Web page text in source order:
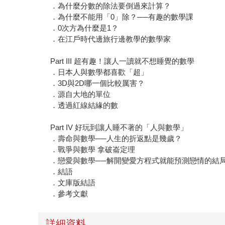
．為什麼分數的除法要倒過來計算？
．為什麼不能用「0」除？──有趣的數學課
．0次方為什麼是1？
．在江戶時代邊旅行邊教學的數學家
Part III 超有趣！讓人一讀就不想睡覺的數學
．日本人與數學都喜歡「超」
．3D與2D哪一個比較厲害？
．源自大地的單位
．透過紅線結緣的數
Part IV 好玩到讓人睡不著的「人與數學」
．壽命與數學──人生的折返點是幾歲？
．戰爭與數學 拿破崙定理
．戀愛與數學──解開變愛方程式就能預測戀情的結
．結語
．文庫版結語
．參考文獻